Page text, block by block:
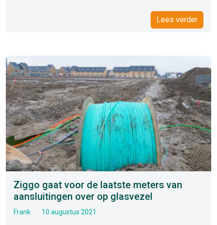
Lees verder
Ziggo gaat voor de laatste meters van
aansluitingen over op glasvezel
Frank 10 augustus 2021